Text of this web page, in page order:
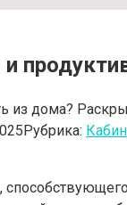
из дома?
Рубрика: